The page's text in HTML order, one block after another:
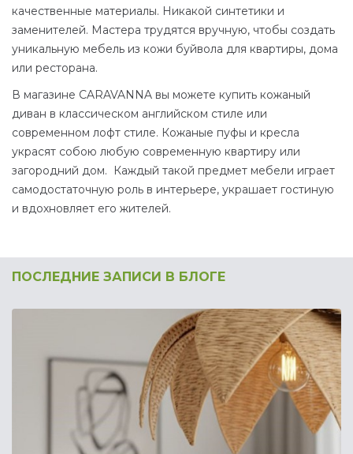
качественные материалы. Никакой синтетики и
заменителей. Мастера трудятся вручную, чтобы создать
уникальную мебель из кожи буйвола для квартиры, дома
или ресторана.
В магазине CARAVANNA вы можете купить кожаный
диван в классическом английском стиле или
современном лофт стиле. Кожаные пуфы и кресла
украсят собою любую современную квартиру или
загородний дом. Каждый такой предмет мебели играет
самодостаточную роль в интерьере, украшает гостиную
и вдохновляет его жителей.
ПОСЛЕДНИЕ ЗАПИСИ В БЛОГЕ